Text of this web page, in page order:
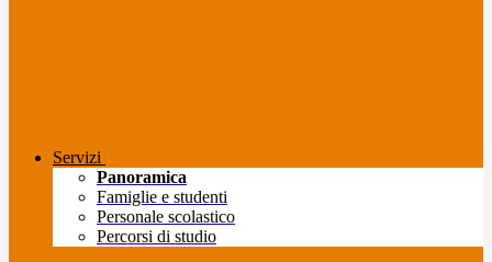
Servizi
Panoramica
Famiglie e studenti
Personale scolastico
Percorsi di studio